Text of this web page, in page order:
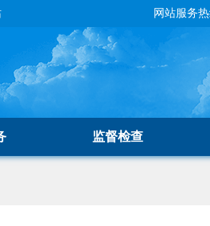
网站服务
监督检查